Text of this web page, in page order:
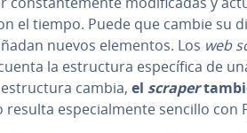
el tiempo. Puede que cambie su
nuevos elementos. Los web
la es­tru­c­tu­ra es­pe­cí­fi­ca de
cambia, el scraper
resulta es­pe­cia­l­me­n­te sencillo con